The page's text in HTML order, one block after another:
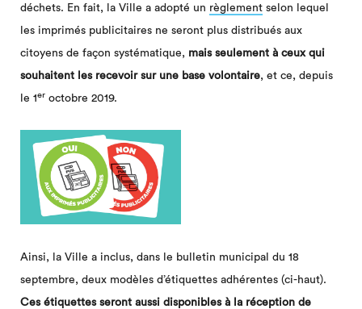
déchets. En fait, la Ville a adopté un règlement selon lequel
les imprimés publicitaires ne seront plus distribués aux
citoyens de façon systématique, mais seulement à ceux qui
souhaitent les recevoir sur une base volontaire, et ce, depuis
le 1er octobre 2019.
Ainsi, la Ville a inclus, dans le bulletin municipal du 18
septembre, deux modèles d’étiquettes adhérentes (ci-haut).
Ces étiquettes seront aussi disponibles à la réception de